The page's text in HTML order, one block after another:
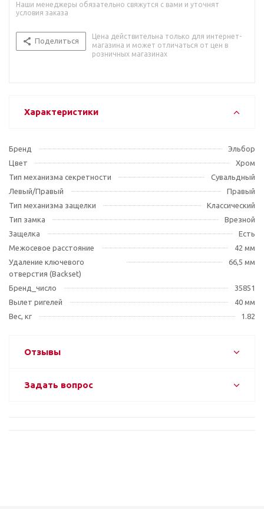
Наши менеджеры обязательно свяжутся с вами и уточнят
условия заказа
Поделиться
Цена действительна только для интернет-
магазина и может отличаться от цен в
розничных магазинах
Характеристики
Бренд
Эльбор
Цвет
Хром
Тип механизма секретности
Сувальдный
Левый/Правый
Правый
Тип механизма защелки
Классический
Тип замка
Врезной
Защелка
Есть
Межосевое расстояние
42 мм
Удаление ключевого
отверстия (Backset)
66,5 мм
Бренд_число
35851
Вылет ригелей
40 мм
Вес, кг
1.82
Отзывы
Задать вопрос